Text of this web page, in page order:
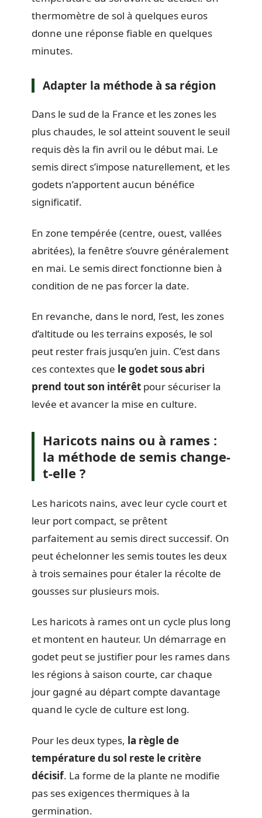
thermomètre de sol à quelques euros
donne une réponse fiable en quelques
minutes.
Adapter la méthode à sa région
Dans le sud de la France et les zones les
plus chaudes, le sol atteint souvent le seuil
requis dès la fin avril ou le début mai. Le
semis direct s’impose naturellement, et les
godets n’apportent aucun bénéfice
significatif.
En zone tempérée (centre, ouest, vallées
abritées), la fenêtre s’ouvre généralement
en mai. Le semis direct fonctionne bien à
condition de ne pas forcer la date.
En revanche, dans le nord, l’est, les zones
d’altitude ou les terrains exposés, le sol
peut rester frais jusqu’en juin. C’est dans
ces contextes que le godet sous abri
prend tout son intérêt pour sécuriser la
levée et avancer la mise en culture.
Haricots nains ou à rames :
la méthode de semis change-
t-elle ?
Les haricots nains, avec leur cycle court et
leur port compact, se prêtent
parfaitement au semis direct successif. On
peut échelonner les semis toutes les deux
à trois semaines pour étaler la récolte de
gousses sur plusieurs mois.
Les haricots à rames ont un cycle plus long
et montent en hauteur. Un démarrage en
godet peut se justifier pour les rames dans
les régions à saison courte, car chaque
jour gagné au départ compte davantage
quand le cycle de culture est long.
Pour les deux types, la règle de
température du sol reste le critère
décisif. La forme de la plante ne modifie
pas ses exigences thermiques à la
germination.